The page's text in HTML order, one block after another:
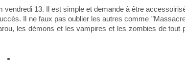
vendredi 13. Il est simple et demande à être
Il ne faux pas oublier les autres comme
les démons et les vampires et les zombies de